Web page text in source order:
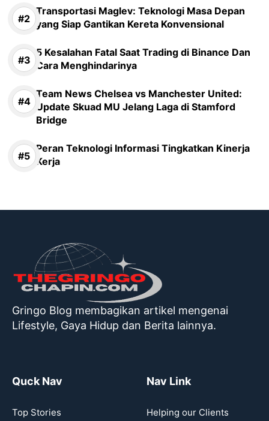
Transportasi Maglev: Teknologi Masa Depan
yang Siap Gantikan Kereta Konvensional
5 Kesalahan Fatal Saat Trading di Binance Dan
Cara Menghindarinya
Team News Chelsea vs Manchester United:
Update Skuad MU Jelang Laga di Stamford
Bridge
Peran Teknologi Informasi Tingkatkan Kinerja
Kerja
Gringo Blog membagikan artikel mengenai
Lifestyle, Gaya Hidup dan Berita lainnya.
Quck Nav
Top Stories
Nav Link
Helping our Clients